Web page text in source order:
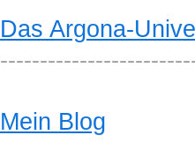
Das Argona-
Mein Blog